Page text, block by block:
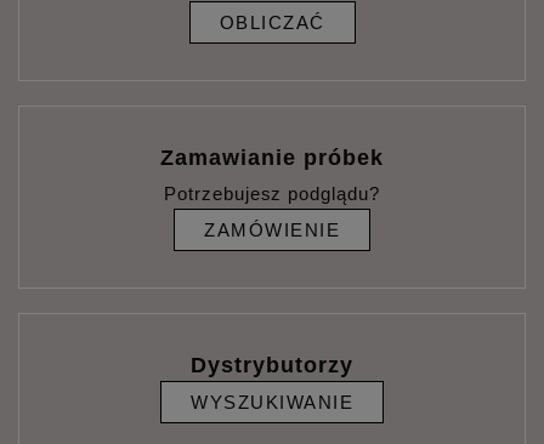
OBLICZAĆ
Zamawianie próbek
Potrzebujesz podglądu?
ZAMÓWIENIE
Dystrybutorzy
WYSZUKIWANIE